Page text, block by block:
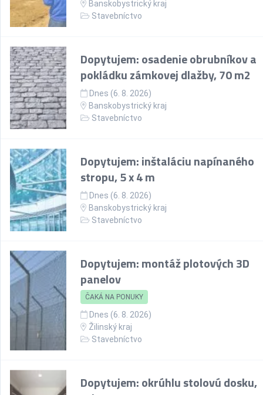
Banskobystrický kraj
Stavebníctvo
Dopytujem: osadenie obrubníkov a
pokládku zámkovej dlažby, 70 m2
Dnes (6. 8. 2026)
Banskobystrický kraj
Stavebníctvo
Dopytujem: inštaláciu napínaného
stropu, 5 x 4 m
Dnes (6. 8. 2026)
Banskobystrický kraj
Stavebníctvo
Dopytujem: montáž plotových 3D
panelov
ČAKÁ NA PONUKY
Dnes (6. 8. 2026)
Žilinský kraj
Stavebníctvo
Dopytujem: okrúhlu stolovú dosku,